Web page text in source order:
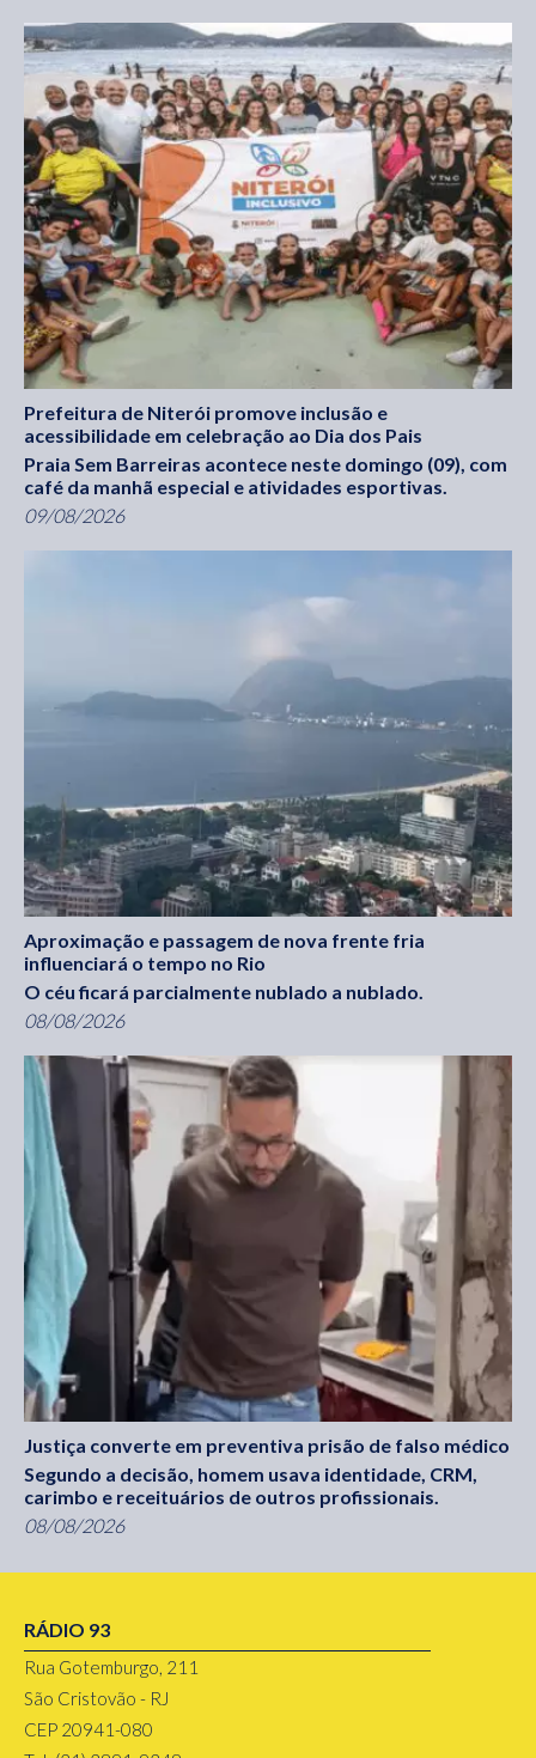
Prefeitura de Niterói promove inclusão e
acessibilidade em celebração ao Dia dos Pais
Praia Sem Barreiras acontece neste domingo (09), com
café da manhã especial e atividades esportivas.
09/08/2026
Aproximação e passagem de nova frente fria
influenciará o tempo no Rio
O céu ficará parcialmente nublado a nublado.
08/08/2026
Justiça converte em preventiva prisão de falso médico
Segundo a decisão, homem usava identidade, CRM,
carimbo e receituários de outros profissionais.
08/08/2026
RÁDIO 93
Rua Gotemburgo, 211
São Cristovão - RJ
CEP 20941-080